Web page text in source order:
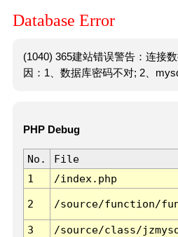
Database Error
(1040) 365建站错误警告：连接
因：1、数据库密码不对; 2、
PHP Debug
No. File
1
/index.php
2 /source/function/
3 /source/class/